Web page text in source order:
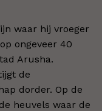
waar hij vroeger
ongeveer 40
Arusha.
de
dorder. Op de
heuvels waar de